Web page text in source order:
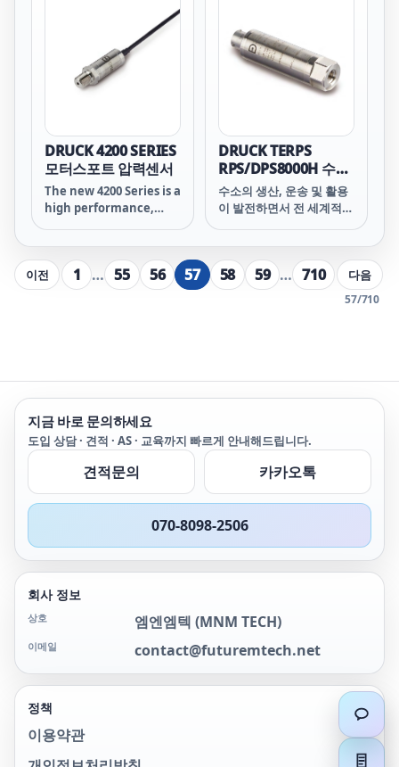
continues to develop
pressure transducers
that give the ultimate
performance. Druck
motorsport sensors
leading product line
used in Formula 1,
World Rally
Championship and the
Indy Racing League,
amongst others.
DRUCK 4200 SERIES
모터스포트 압력센서
The new 4200 Series is a
high performance,
It combines the best
mechanical properties
of micromachined
to offer performance
and reliability over a
range suitable for use
in all levels of
motorsport.
DRUCK TERPS
RPS/DPS8000H 수소
중심 고정밀 공진 압력
센서
수소의 생산, 운송 및 활용
이 발전하면서 전 세계적으
수소는 에너지 전환의 핵심
요소로 취급되고 있으며,
탄소 중립 미래를 실현하기
활용이 증가함에 따라 안전
하고 효율적인 가스 관리를
고 있으며, 이에 적합한 기
술에 대한 요구도 커지고
있습니다. 수소는 압력 측
정 기술의 성능에 부정적인
는 침투를 통해 안정성과
정확성을 저하시킬 수 있습
니다.
이전 1 … 55 56 57 58 59 … 710 다음
57/710
지금 바로 문의하세요
도입 상담 · 견적 · AS · 교육까지 빠르게 안내해드립니다.
견적문의 카카오톡
070-8098-2506
회사 정보
상호 엠엔엠텍 (MNM TECH)
이메일 contact@futuremtech.net
정책
이용약관